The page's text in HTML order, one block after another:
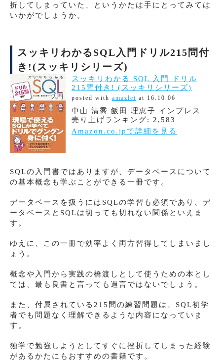
折してしまっていた、というかたは手にとってみては
いかがでしょうか。
スッキリわかるSQL入門ドリル215問付
き!(スッキリシリーズ)
スッキリわかる SQL 入門 ドリル
215問付き! (スッキリシリーズ)
posted with amazlet at 16.10.06
中山 清喬 飯田 理恵子 インプレス
売り上げランキング: 2,583
Amazon.co.jpで詳細を見る
SQLの入門書ではありますが、データベースについて
の基本概念も学ぶことができる一冊です。
データベースを扱うにはSQLの学習も必須であり、デ
ータベースとSQLは切っても切れない関係といえま
す。
ゆえに、この一冊で効率よく両方習得してしまいまし
ょう。
概念や入門から実践の橋渡しとして使うための本とし
ては、最も良書と言っても過言ではないでしょう。
また、付属されている215問の練習問題は、SQL初学
者でも問題なく理解できるような内容になっていま
す。
独学で勉強しようとしてすぐに挫折してしまった経験
があるかたにもおすすめの書籍です。